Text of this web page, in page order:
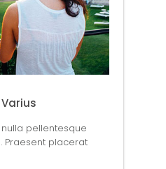
pellentesque
Praesent placerat